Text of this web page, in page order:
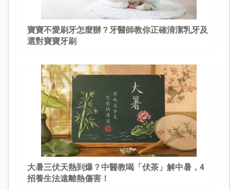
寶寶不愛刷牙怎麼辦？牙醫師教你正確清潔乳牙及
選對寶寶牙刷
大暑三伏天熱到爆？中醫教喝「伏茶」解中暑，4
招養生法遠離熱傷害！